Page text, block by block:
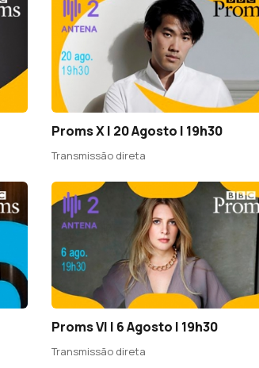
Proms X | 20 Agosto | 19h30
Transmissão direta
Proms VI | 6 Agosto | 19h30
Transmissão direta